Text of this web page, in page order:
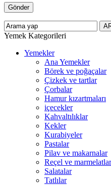
Yemek Kategorileri
Yemekler
Ana Yemekler
Börek ve poğaçalar
Çizkek ve tartlar
Çorbalar
Hamur kızartmaları
içecekler
Kahvaltılıklar
Kekler
Kurabiyeler
Pastalar
Pilav ve makarnalar
Reçel ve marmelatlar
Salatalar
Tatlılar